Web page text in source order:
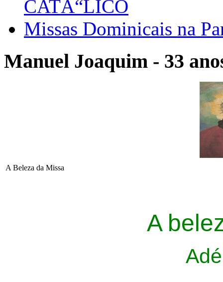
CATÃ“LICO
Missas Dominicais na
Manuel Joaquim - 33
A Beleza da Missa
A